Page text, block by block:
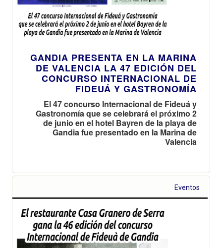
GANDIA PRESENTA EN LA MARINA
DE VALENCIA LA 47 EDICIÓN DEL
CONCURSO INTERNACIONAL DE
FIDEUÁ Y GASTRONOMÍA
El 47 concurso Internacional de Fideuá y
Gastronomía que se celebrará el próximo 2
de junio en el hotel Bayren de la playa de
Gandia fue presentado en la Marina de
Valencia
Eventos